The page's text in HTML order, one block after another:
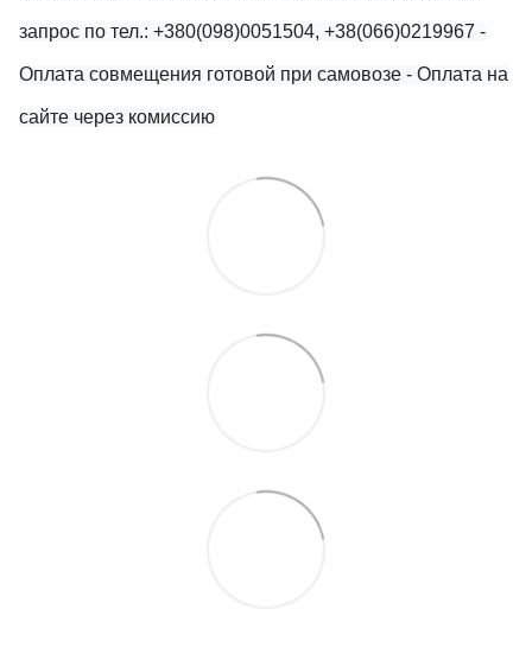
запрос по тел.: +380(098)0051504, +38(066)0219967 -
Оплата совмещения готовой при самовозе - Оплата на
сайте через комиссию